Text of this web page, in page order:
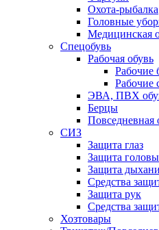
Охота-рыбалка
Головные
Медицинская
Спецобувь
Рабочая обувь
Рабочие
Рабочие
ЭВА, ПВХ
Берцы
Повседневная
СИЗ
Защита глаз
Защита головы
Защита
Средства
Защита рук
Средства
Хозтовары